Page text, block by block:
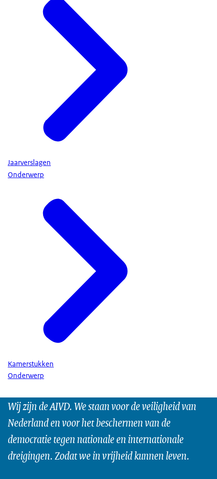
Jaarverslagen
Onderwerp
Kamerstukken
Onderwerp
Wij zijn de AIVD. We staan voor de veiligheid van
Nederland en voor het beschermen van de
democratie tegen nationale en internationale
dreigingen. Zodat we in vrijheid kunnen leven.